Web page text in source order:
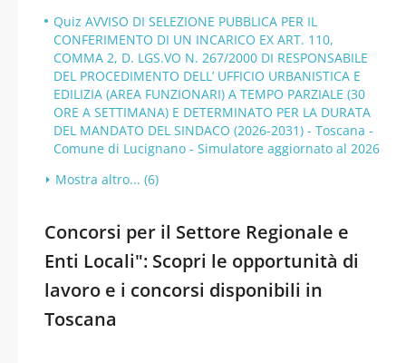
Quiz AVVISO DI SELEZIONE PUBBLICA PER IL
CONFERIMENTO DI UN INCARICO EX ART. 110,
COMMA 2, D. LGS.VO N. 267/2000 DI RESPONSABILE
DEL PROCEDIMENTO DELL’ UFFICIO URBANISTICA E
EDILIZIA (AREA FUNZIONARI) A TEMPO PARZIALE (30
ORE A SETTIMANA) E DETERMINATO PER LA DURATA
DEL MANDATO DEL SINDACO (2026-2031) - Toscana -
Comune di Lucignano - Simulatore aggiornato al 2026
Mostra altro... (6)
Concorsi per il Settore Regionale e
Enti Locali": Scopri le opportunità di
lavoro e i concorsi disponibili in
Toscana